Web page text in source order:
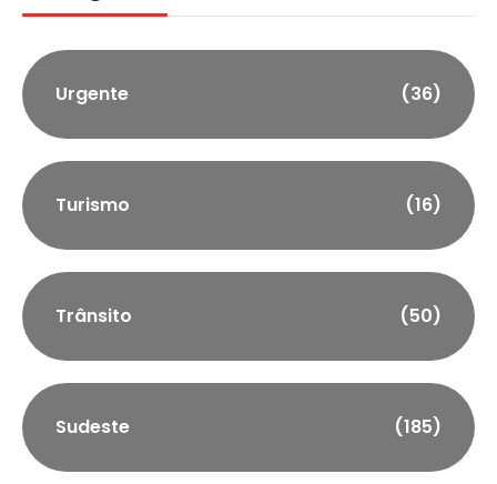
Urgente (36)
Turismo (16)
Trânsito (50)
Sudeste (185)